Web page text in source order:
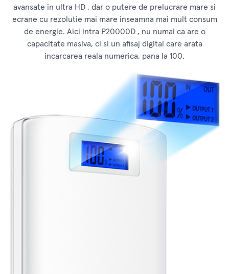
avansate in ultra HD , dar o putere de prelucrare mare si
ecrane cu rezolutie mai mare inseamna mai mult consum
de energie. Aici intra P20000D , nu numai ca are o
capacitate masiva, ci si un afisaj digital care arata
incarcarea reala numerica, pana la 100.